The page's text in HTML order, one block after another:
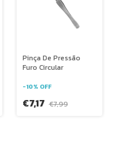
Pinça De Pressão
Furo Circular
-10% OFF
€7,17 €7,99